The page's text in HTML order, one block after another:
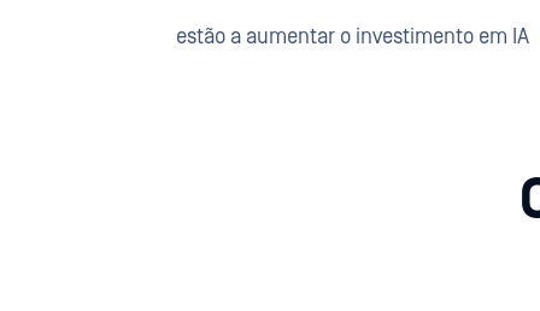
estão a aumentar o investimento em IA